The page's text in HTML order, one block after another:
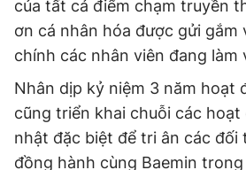
Giấy phép xuất bản số 110/GP - BTTTT
© 2003-2026 Bản quyền thuộc về Báo
chép dưới mọi hình thức nếu không có
bản. Phát triển bởi ePi Technologies,
của tất cả điểm chạm truyền
ơn cá nhân hóa được gửi gắm
chính các nhân viên đang làm
Nhân dịp kỷ niệm 3 năm hoạt
cũng triển khai chuỗi các
nhật đặc biệt để tri ân các đối
đồng hành cùng Baemin